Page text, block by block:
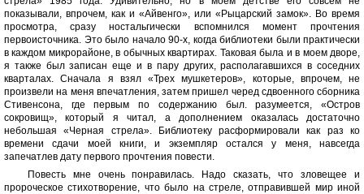
показывали, впрочем, как и «Айвенго», или «Рыцарский замок». Во время
просмотра, сразу ностальгически вспомнился момент прочтения
первоисточника. Это было начало 90-х, когда библиотеки были практически
в каждом микрорайоне, в обычных квартирах. Таковая была и в моем дворе,
я также был записан еще и в пару других, располагавшихся в соседних
кварталах. Сначала я взял «Трех мушкетеров», которые, впрочем, не
произвели на меня впечатления, затем пришел черед сдвоенного сборника
Стивенсона, где первым по содержанию был. разумеется, «Остров
сокровищ», который я читал, а дополнением оказалась достаточно
небольшая «Черная стрела». Библиотеку расформировали как раз ко
времени сдачи моей книги, и экземпляр остался у меня, навсегда
запечатлев дату первого прочтения повести.
Повесть мне очень понравилась. Надо сказать, что зловещее и
пророческое стихотворение, что было на стреле, отправившей мир иной